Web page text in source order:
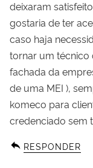
deixaram
gostaria de ter
caso haja
tornar um técnico
fachada da
de uma MEI ),
komeco para
credenciado sem
RESPONDER